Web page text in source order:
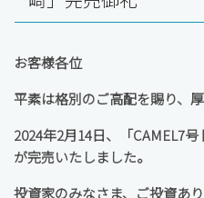
お客様各位
平素は格別のご高配を賜り、
2024年2月14日、「CAMEL7
が完売いたしました。
投資家のみなさま、ご投資あ